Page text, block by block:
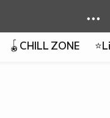
🪀CHILL ZONE